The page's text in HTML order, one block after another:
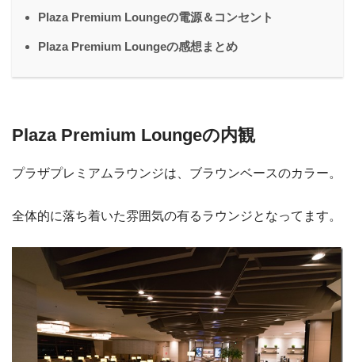
Plaza Premium Loungeの電源＆コンセント
Plaza Premium Loungeの感想まとめ
Plaza Premium Loungeの内観
プラザプレミアムラウンジは、ブラウンベースのカラー。
全体的に落ち着いた雰囲気の有るラウンジとなってます。